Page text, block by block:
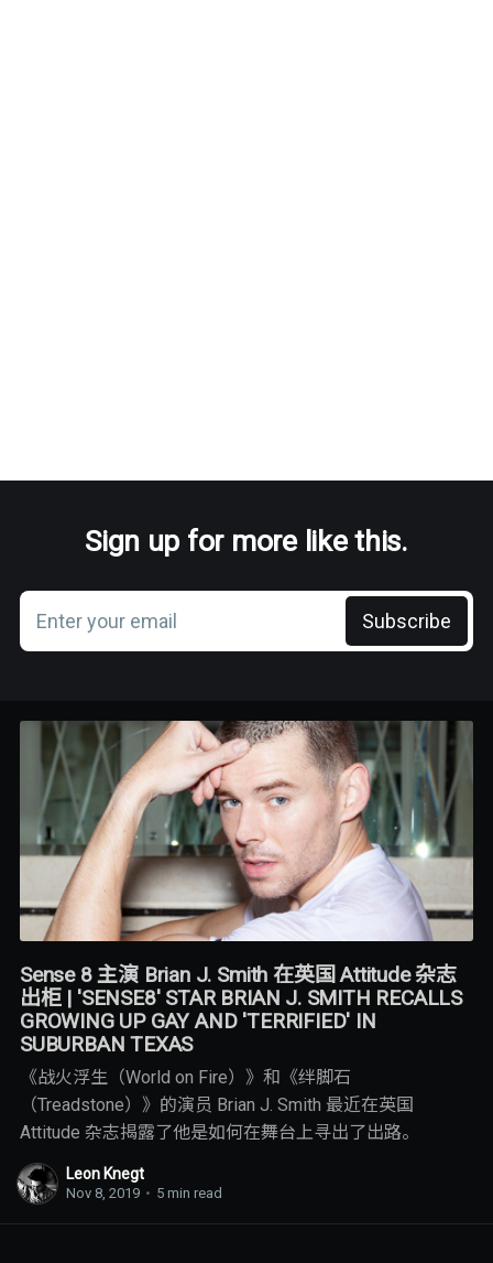
Sign up for more like this.
Enter your email Subscribe
Sense 8 主演 Brian J. Smith 在英国 Attitude 杂志
出柜 | 'SENSE8' STAR BRIAN J. SMITH RECALLS
GROWING UP GAY AND 'TERRIFIED' IN
SUBURBAN TEXAS
《战火浮生（World on Fire）》和《绊脚石
（Treadstone）》的演员 Brian J. Smith 最近在英国
Attitude 杂志揭露了他是如何在舞台上寻出了出路。
Leon Knegt
Nov 8, 2019 • 5 min read